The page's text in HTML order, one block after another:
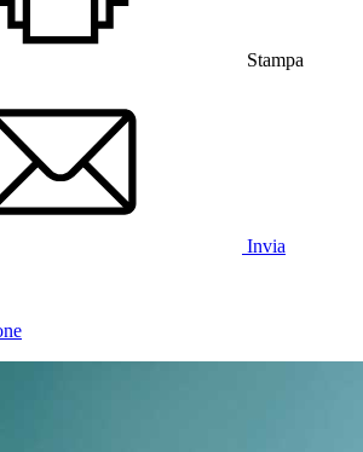
Stampa
Invia